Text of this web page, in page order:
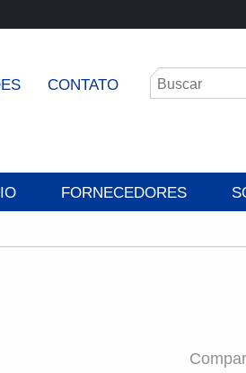
CONTATO
FORNECEDORES